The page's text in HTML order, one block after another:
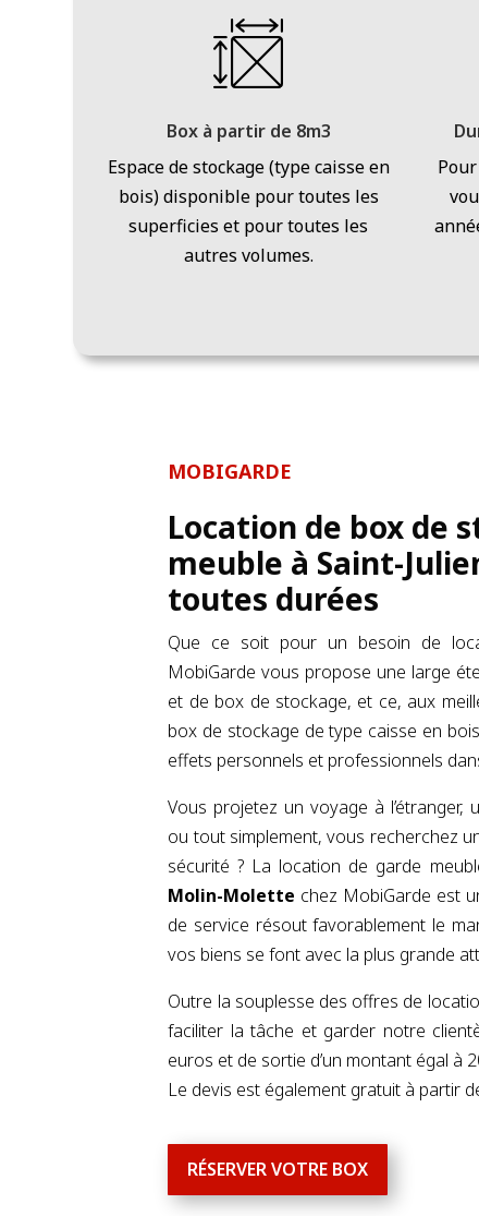
Box à partir de 8m3
Espace de stockage (type caisse en
bois) disponible pour toutes les
superficies et pour toutes les
autres volumes.
MOBIGARDE
Location de box de
meuble à Saint-
toutes durées
Que ce soit pour un besoin de
MobiGarde vous propose une large
et de box de stockage, et ce, aux
box de stockage de type caisse en
effets personnels et professionnels
Vous projetez un voyage à
ou tout simplement, vous recherchez
sécurité ? La location de garde
Molin-Molette chez MobiGarde est
de service résout favorablement le
vos biens se font avec la plus grande
Outre la souplesse des offres de
faciliter la tâche et garder notre
euros et de sortie d’un montant égal à
Le devis est également gratuit à partir
RÉSERVER VOTRE BOX